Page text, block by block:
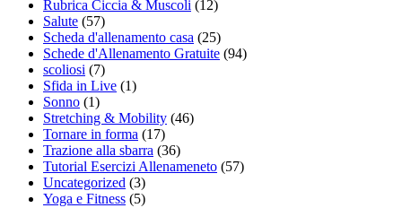
Rubrica Ciccia & Muscoli (12)
Salute (57)
Scheda d'allenamento casa (25)
Schede d'Allenamento Gratuite (94)
scoliosi (7)
Sfida in Live (1)
Sonno (1)
Stretching & Mobility (46)
Tornare in forma (17)
Trazione alla sbarra (36)
Tutorial Esercizi Allenameneto (57)
Uncategorized (3)
Yoga e Fitness (5)